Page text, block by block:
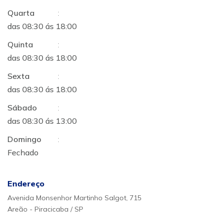
Quarta
:
das 08:30 ás 18:00
Quinta
:
das 08:30 ás 18:00
Sexta
:
das 08:30 ás 18:00
Sábado
:
das 08:30 ás 13:00
Domingo
:
Fechado
Endereço
Avenida Monsenhor Martinho Salgot, 715
Areão - Piracicaba / SP